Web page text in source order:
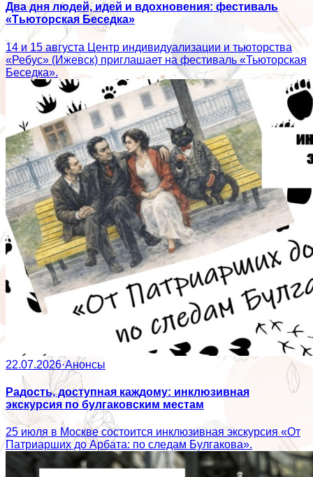
Два дня людей, идей и вдохновения: фестиваль
«Тьюторская Беседка»
14 и 15 августа Центр индивидуализации и тьюторства
«Ребус» (Ижевск) приглашает на фестиваль «Тьюторская
Беседка».
22.07.2026·Анонсы
Радость, доступная каждому: инклюзивная
экскурсия по булгаковским местам
25 июля в Москве состоится инклюзивная экскурсия «От
Патриарших до Арбата: по следам Булгакова».